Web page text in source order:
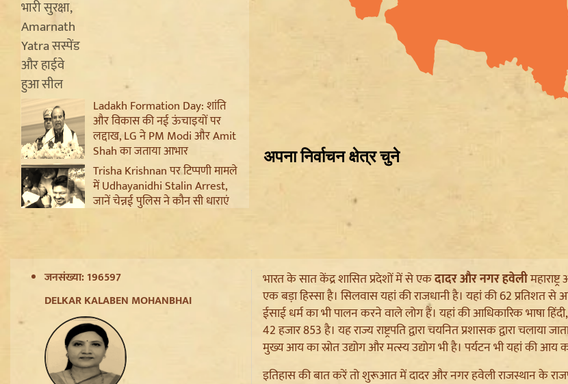
Ladakh Formation Day: शांति
और विकास की नई ऊंचाइयों पर
लद्दाख, LG ने PM Modi और Amit
Shah का जताया आभार
Trisha Krishnan पर टिप्पणी मामले
में Udhayanidhi Stalin Arrest,
जानें चेन्नई पुलिस ने कौन सी धाराएं
अंत
Sanjay Raut on Ram Mandir:
'राम के नाम पर लूट हो रही', चढ़ावा
चोरी के मुद्दे पर Shiv Sena UBT का
हमला
Pappu Yadav और Rahul
जनसंख्या: 196597
DELKAR KALABEN MOHANBHAI
भारत के सात केंद्र शासित प्रदेशों में से एकदादर और नगर हवेली
एक बड़ा हिस्सा है। सिलवास यहां की राजधानी है। यहां की 62 प्रतिशत
ईसाई धर्म का भी पालन करने वाले लोग हैं। यहां की आधिकारिक भाषा
42 हजार 853 है। यह राज्य राष्ट्रपति द्वारा चयनित प्रशासक द्वारा
मुख्य आय का स्रोत उद्योग और मत्स्य उद्योग भी है। पर्यटन भी यहां की आय
इतिहास की बात करें तो शुरूआत में दादर और नगर हवेली राजस्थान के